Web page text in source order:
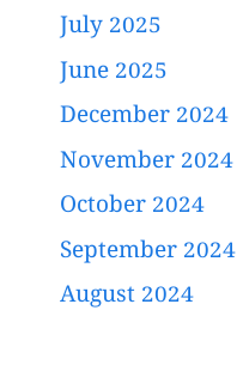
July 2025
June 2025
December 2024
November 2024
October 2024
September 2024
August 2024